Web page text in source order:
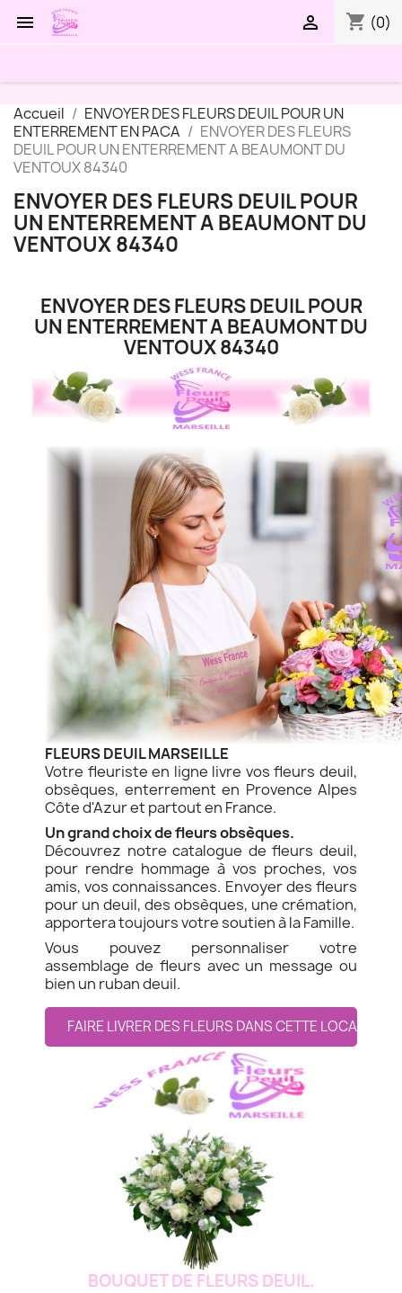
 shopping_cart (0)

Accueil
ENVOYER DES FLEURS DEUIL POUR UN
ENTERREMENT EN PACA
ENVOYER DES FLEURS
DEUIL POUR UN ENTERREMENT A BEAUMONT DU
VENTOUX 84340
ENVOYER DES FLEURS DEUIL POUR
UN ENTERREMENT A BEAUMONT DU
VENTOUX 84340
ENVOYER DES FLEURS DEUIL POUR
UN ENTERREMENT A BEAUMONT DU
VENTOUX 84340
FLEURS DEUIL MARSEILLE
Votre fleuriste en ligne livre vos fleurs deuil,
obsèques, enterrement en Provence Alpes
Côte d'Azur et partout en France.
Un grand choix de fleurs obsèques.
Découvrez notre catalogue de fleurs deuil,
pour rendre hommage à vos proches, vos
amis, vos connaissances. Envoyer des fleurs
pour un deuil, des obsèques, une crémation,
apportera toujours votre soutien à la Famille.
Vous pouvez personnaliser votre
assemblage de fleurs avec un message ou
bien un ruban deuil.
FAIRE LIVRER DES FLEURS DANS CETTE LOCALITE
BOUQUET DE FLEURS DEUIL.